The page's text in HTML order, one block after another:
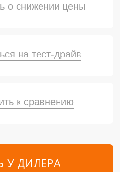
У ДИЛЕРА
к сравнению
о снижении цены
на тест-драйв